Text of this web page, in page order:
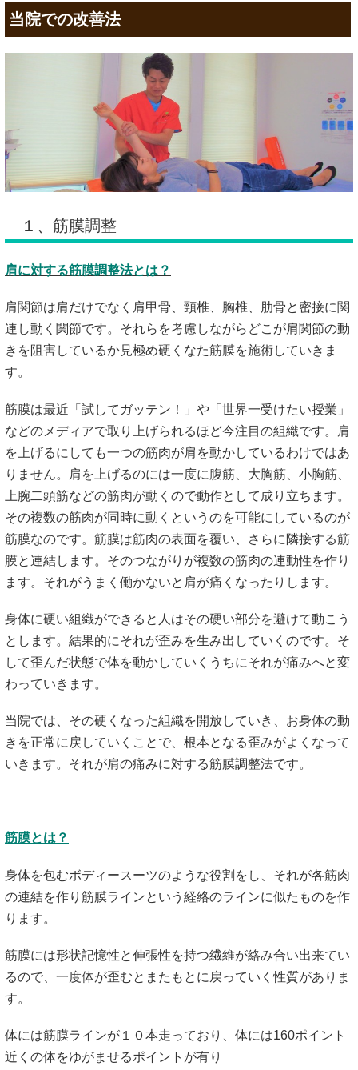
当院での改善法
１、筋膜調整
肩に対する筋膜調整法とは？
肩関節は肩だけでなく肩甲骨、頸椎、胸椎、肋骨と密接に関
連し動く関節です。それらを考慮しながらどこが肩関節の動
きを阻害しているか見極め硬くなた筋膜を施術していきま
す。
筋膜は最近「試してガッテン！」や「世界一受けたい授業」
などのメディアで取り上げられるほど今注目の組織です。肩
を上げるにしても一つの筋肉が肩を動かしているわけではあ
りません。肩を上げるのには一度に腹筋、大胸筋、小胸筋、
上腕二頭筋などの筋肉が動くので動作として成り立ちます。
その複数の筋肉が同時に動くというのを可能にしているのが
筋膜なのです。筋膜は筋肉の表面を覆い、さらに隣接する筋
膜と連結します。そのつながりが複数の筋肉の連動性を作り
ます。それがうまく働かないと肩が痛くなったりします。
身体に硬い組織ができると人はその硬い部分を避けて動こう
とします。結果的にそれが歪みを生み出していくのです。そ
して歪んだ状態で体を動かしていくうちにそれが痛みへと変
わっていきます。
当院では、その硬くなった組織を開放していき、お身体の動
きを正常に戻していくことで、根本となる歪みがよくなって
いきます。それが肩の痛みに対する筋膜調整法です。
筋膜とは？
身体を包むボディースーツのような役割をし、それが各筋肉
の連結を作り筋膜ラインという経絡のラインに似たものを作
ります。
筋膜には形状記憶性と伸張性を持つ繊維が絡み合い出来てい
るので、一度体が歪むとまたもとに戻っていく性質がありま
す。
体には筋膜ラインが１０本走っており、体には160ポイント
近くの体をゆがませるポイントが有り